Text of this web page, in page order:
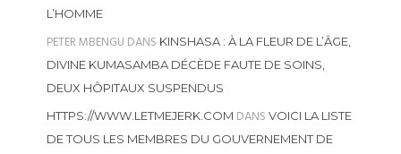
L’HOMME
PETER MBENGU DANS KINSHASA : À LA FLEUR DE L’ÂGE,
DIVINE KUMASAMBA DÉCÈDE FAUTE DE SOINS,
DEUX HÔPITAUX SUSPENDUS
HTTPS://WWW.LETMEJERK.COM DANS VOICI LA LISTE
DE TOUS LES MEMBRES DU GOUVERNEMENT DE